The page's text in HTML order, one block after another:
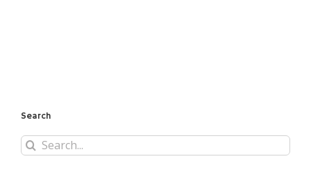
Search
Search
for: